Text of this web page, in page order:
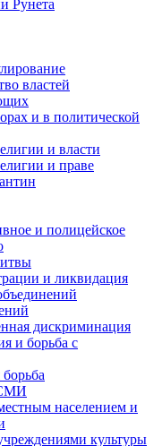
Рунета
властей
и в политической
и власти
и праве
и полицейское
и ликвидация
дискриминация
и борьба с
населением и
культуры